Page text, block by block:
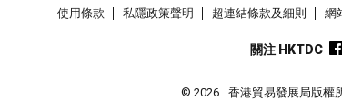
使用條款
私隱政策聲明 超連結條款及細則 網
關注 HKTDC
© 2026 香港貿易發展局版權